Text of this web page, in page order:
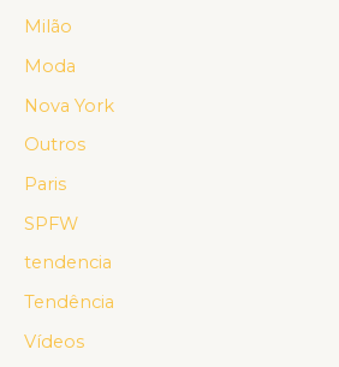
Milão
Moda
Nova York
Outros
Paris
SPFW
tendencia
Tendência
Vídeos